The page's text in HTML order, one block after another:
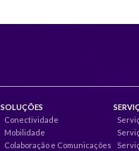
SOLUÇÕES
Conectividade
Mobilidade
Colaboração e Comunicações